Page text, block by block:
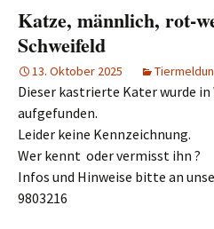
Katze, männlich, rot-
Schweifeld
13. Oktober 2025
Dieser kastrierte Kater wurde
aufgefunden.
Leider keine Kennzeichnung.
Wer kennt oder vermisst ihn ?
Infos und Hinweise bitte an
9803216